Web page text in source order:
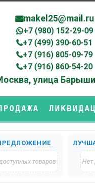
makel25@mail.ru
+7 (980) 152-29-09
+7 (499) 390-60-51
+7 (916) 805-09-79
+7 (916) 860-54-20
улица
товаров Нет